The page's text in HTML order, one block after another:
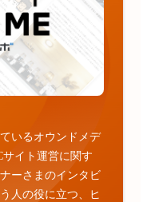
いるオウンドメデ
サイト運営に関す
ーさまのインタビ
人の役に立つ、ヒ